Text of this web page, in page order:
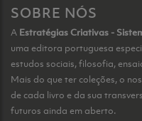
SOBRE NÓS
A Estratégias Criativas -
uma editora portuguesa
estudos sociais, filosofia,
Mais do que ter coleções, o
de cada livro e da sua
futuros ainda em aberto.